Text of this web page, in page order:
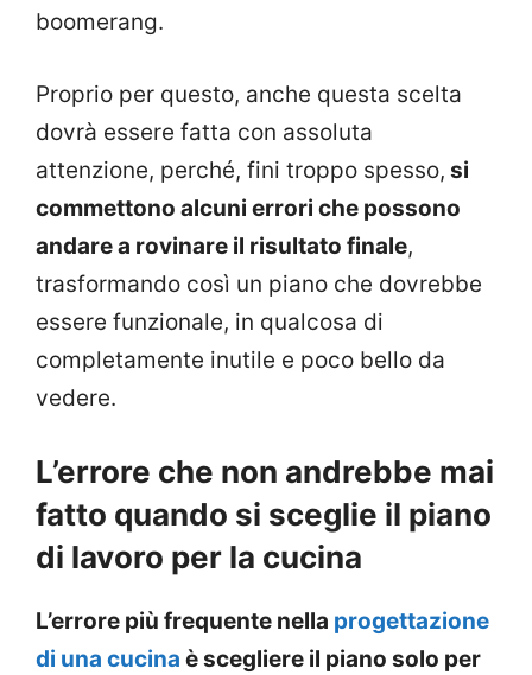
boomerang.
Proprio per questo, anche questa scelta
dovrà essere fatta con assoluta
attenzione, perché, fini troppo spesso, si
commettono alcuni errori che possono
andare a rovinare il risultato finale,
trasformando così un piano che dovrebbe
essere funzionale, in qualcosa di
completamente inutile e poco bello da
vedere.
L’errore che non andrebbe mai
fatto quando si sceglie il piano
di lavoro per la cucina
L’errore più frequente nella progettazione
di una cucina è scegliere il piano solo per